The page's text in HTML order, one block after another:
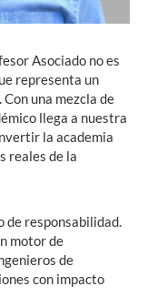
Asociado no es
representa un
una mezcla de
llega a nuestra
la academia
reales de la
de responsabilidad.
motor de
de
con impacto